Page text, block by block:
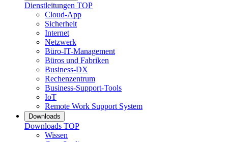
Dienstleitungen TOP
Cloud-App
Sicherheit
Internet
Netzwerk
Büro-IT-Management
Büros und Fabriken
Business-DX
Rechenzentrum
Business-Support-Tools
IoT
Remote Work Support System
Downloads
Downloads TOP
Wissen